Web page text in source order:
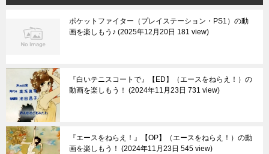
ポケットファイター（プレイステーション・PS1）の動
画を楽しもう♪ 2025年12月20日 181 view
『白いテニスコートで』【ED】（エースをねらえ！）の
動画を楽しもう！
2024年11月23日 731 view
『エースをねらえ！』【OP】（エースをねらえ！）の動
画を楽しもう！
2024年11月23日 545 view